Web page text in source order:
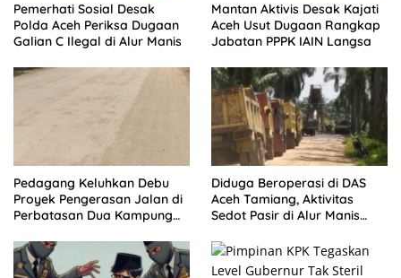
Pemerhati Sosial Desak
Polda Aceh Periksa Dugaan
Galian C Ilegal di Alur Manis
Mantan Aktivis Desak Kajati
Aceh Usut Dugaan Rangkap
Jabatan PPPK IAIN Langsa
Pedagang Keluhkan Debu
Proyek Pengerasan Jalan di
Perbatasan Dua Kampung
Diduga Beroperasi di DAS
Aceh Tamiang, Aktivitas
Sedot Pasir di Alur Manis